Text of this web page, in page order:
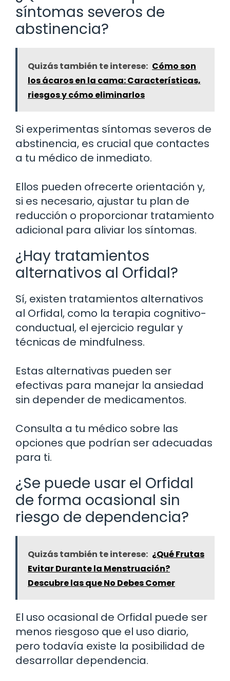
síntomas severos de
abstinencia?
Quizás también te interese: Cómo son
los ácaros en la cama: Características,
riesgos y cómo eliminarlos
Si experimentas síntomas severos de
abstinencia, es crucial que contactes
a tu médico de inmediato.
Ellos pueden ofrecerte orientación y,
si es necesario, ajustar tu plan de
reducción o proporcionar tratamiento
adicional para aliviar los síntomas.
¿Hay tratamientos
alternativos al Orfidal?
Sí, existen tratamientos alternativos
al Orfidal, como la terapia cognitivo-
conductual, el ejercicio regular y
técnicas de mindfulness.
Estas alternativas pueden ser
efectivas para manejar la ansiedad
sin depender de medicamentos.
Consulta a tu médico sobre las
opciones que podrían ser adecuadas
para ti.
¿Se puede usar el Orfidal
de forma ocasional sin
riesgo de dependencia?
Quizás también te interese: ¿Qué Frutas
Evitar Durante la Menstruación?
Descubre las que No Debes Comer
El uso ocasional de Orfidal puede ser
menos riesgoso que el uso diario,
pero todavía existe la posibilidad de
desarrollar dependencia.